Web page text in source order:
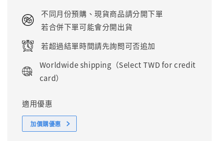
不同月份預購、現貨商品請分開下單
若合併下單可能會分開出貨
若超過結單時間請先詢問可否追加
Worldwide shipping（Select TWD for credit
card）
適用優惠
加價購優惠